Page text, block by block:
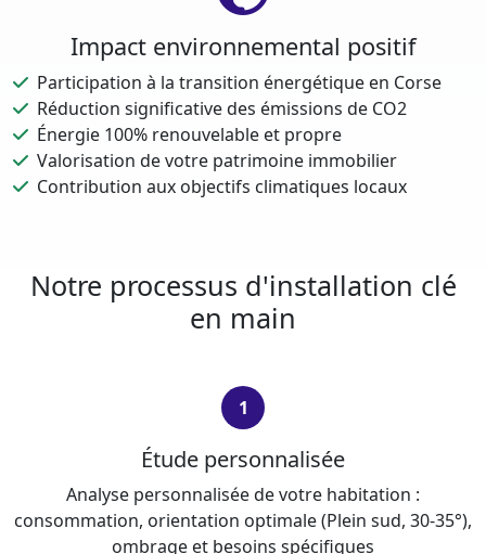
Impact environnemental positif
Participation à la transition énergétique en Corse
Réduction significative des émissions de CO2
Énergie 100% renouvelable et propre
Valorisation de votre patrimoine immobilier
Contribution aux objectifs climatiques locaux
Notre processus d'installation clé
en main
1
Étude personnalisée
Analyse personnalisée de votre habitation :
consommation, orientation optimale (Plein sud, 30-35°),
ombrage et besoins spécifiques